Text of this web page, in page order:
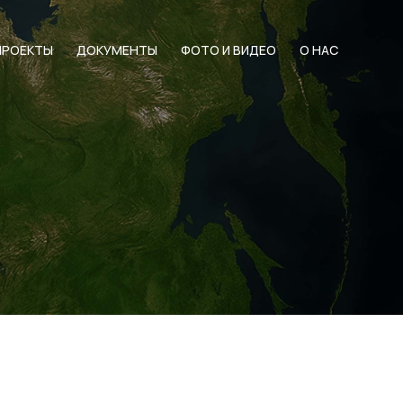
ДОКУМЕНТЫ ФОТО И ВИДЕО О НАС